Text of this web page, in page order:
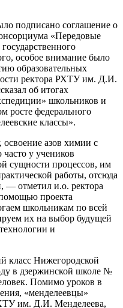
подписано соглашение о
«Передовые
особое внимание было
образовательных
ректора РХТУ им. Д.И.
об итогах
школьников и
росте федерального
классы».
азов химии с
у учеников
сущности процессов, им
работы, отсюда
— отметил и.о. ректора
проекта
школьникам по всей
их на выбор будущей
и
класс Нижегородской
в дзержинской школе №
Помимо уроков в
«менделеевцы»
им. Д.И. Менделеева,